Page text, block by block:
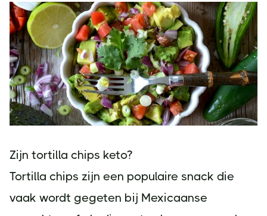
Zijn tortilla chips keto?
Tortilla chips zijn een populaire snack die
vaak wordt gegeten bij Mexicaanse